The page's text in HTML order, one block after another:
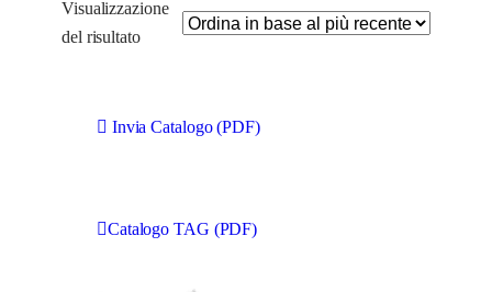
Visualizzazione
del risultato
Invia Catalogo (PDF)
Catalogo TAG (PDF)